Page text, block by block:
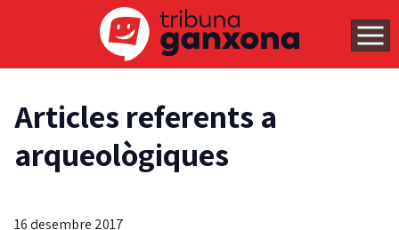
Articles referents a
arqueològiques
16 desembre 2017